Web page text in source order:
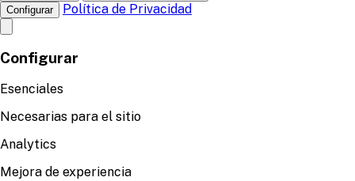
Configurar
Política de Privacidad
Configurar
Esenciales
Necesarias para el sitio
Analytics
Mejora de experiencia